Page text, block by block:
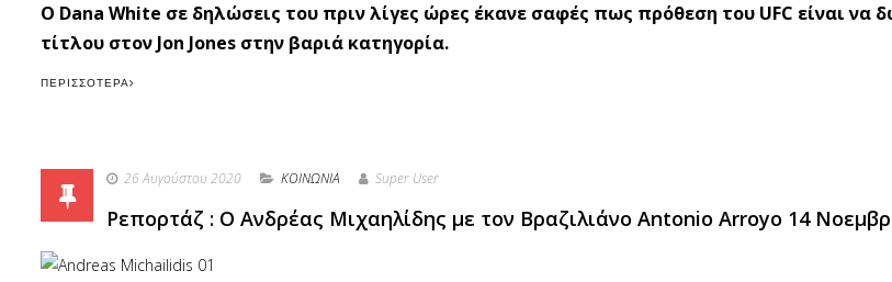
Ο Dana White σε δηλώσεις του πριν λίγες ώρες έκανε σαφές πως πρόθεση του UFC είναι να
τίτλου στον Jon Jones στην βαριά κατηγορία.
ΠΕΡΙΣΣΌΤΕΡΑ
26 Αυγούστου 2020 ΚΟΙΝΩΝΙΑ Super User
Ρεπορτάζ : Ο Ανδρέας Μιχαηλίδης με τον Βραζιλιάνο Antonio Arroyo 14